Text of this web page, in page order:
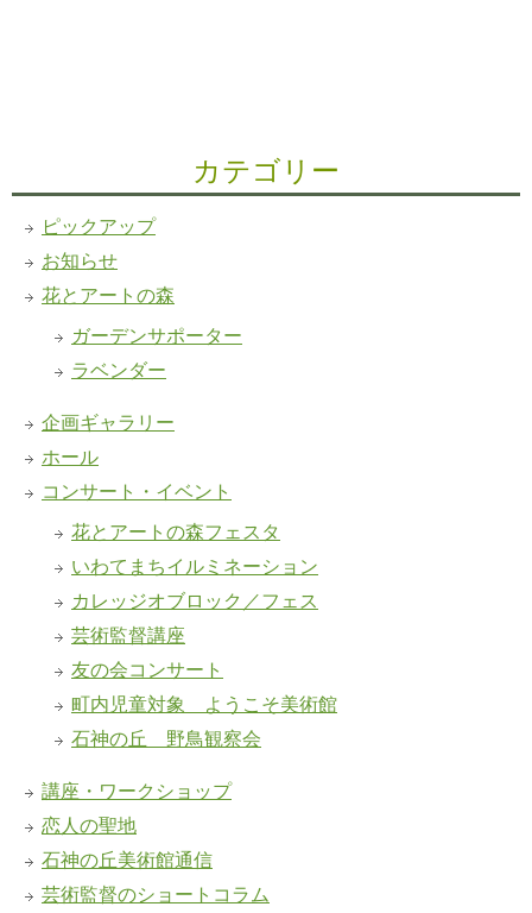
カテゴリー
ピックアップ
お知らせ
花とアートの森
ガーデンサポーター
ラベンダー
企画ギャラリー
ホール
コンサート・イベント
花とアートの森フェスタ
いわてまちイルミネーション
カレッジオブロック／フェス
芸術監督講座
友の会コンサート
町内児童対象 ようこそ美術館
石神の丘 野鳥観察会
講座・ワークショップ
恋人の聖地
石神の丘美術館通信
芸術監督のショートコラム